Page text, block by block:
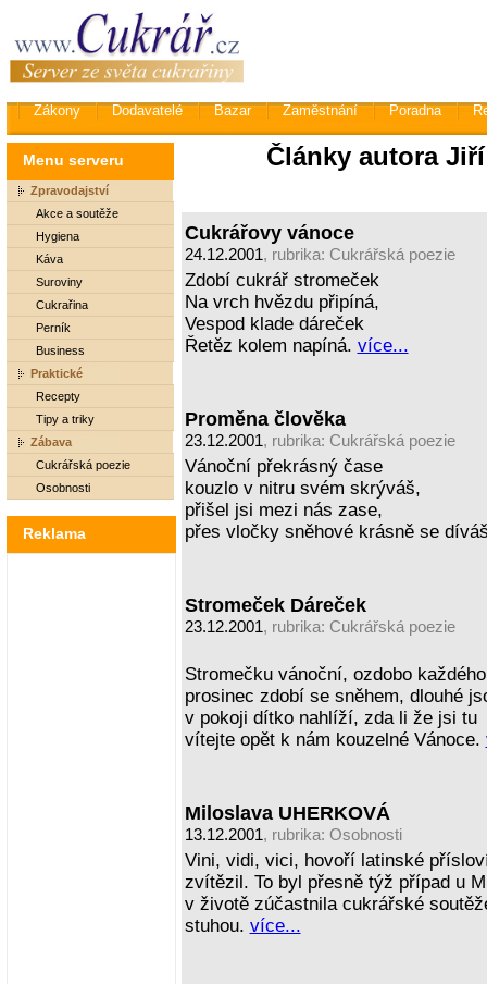
Zákony Dodavatelé Bazar Zaměstnání Poradna
Menu serveru
Zpravodajství
Akce a soutěže
Hygiena
Káva
Suroviny
Cukrařina
Perník
Business
Praktické
Recepty
Tipy a triky
Zábava
Cukrářská poezie
Osobnosti
Reklama
Články autora
Cukrářovy vánoce
24.12.2001, rubrika: Cukrářská poezie
Zdobí cukrář stromeček
Na vrch hvězdu připíná,
Vespod klade dáreček
Řetěz kolem napíná. více...
Proměna člověka
23.12.2001, rubrika: Cukrářská poezie
Vánoční překrásný čase
kouzlo v nitru svém skrýváš,
přišel jsi mezi nás zase,
přes vločky sněhové krásně se
Stromeček Dáreček
23.12.2001, rubrika: Cukrářská poezie
Stromečku vánoční, ozdobo
prosinec zdobí se sněhem, dlouhé
v pokoji dítko nahlíží, zda li že jsi tu
vítejte opět k nám kouzelné Vánoce.
Miloslava UHERKOVÁ
13.12.2001, rubrika: Osobnosti
Vini, vidi, vici, hovoří latinské
zvítězil. To byl přesně týž případ u
v životě zúčastnila cukrářské
stuhou. více...